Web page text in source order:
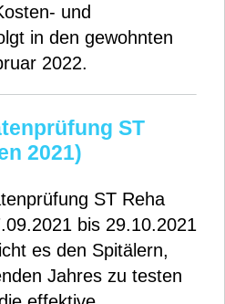
und
in den gewohnten
2022.
ST
2021)
ST Reha
bis 29.10.2021
es den Spitälern,
Jahres zu testen